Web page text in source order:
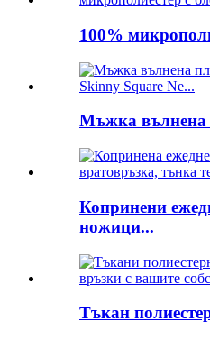
100%
Мъжка вълнена
Копринени
ножици...
Тъкан